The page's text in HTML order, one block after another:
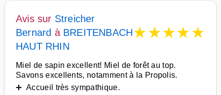
Avis sur Streicher
Bernard à BREITENBACH
HAUT RHIN
★★★★★
Miel de sapin excellent! Miel de forêt au top.
Savons excellents, notamment à la Propolis.
➕ Accueil très sympathique.